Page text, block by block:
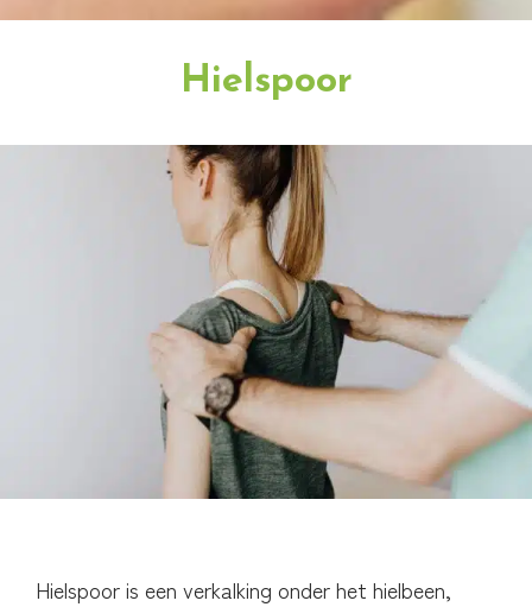
Hielspoor
Hielspoor is een verkalking onder het hielbeen,